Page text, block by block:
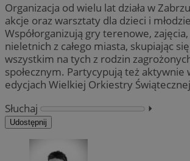
Organizacja od wielu lat działa w
akcje oraz warsztaty dla dzieci i
Współorganizują gry terenowe,
nieletnich z całego miasta, skupiając
wszystkim na tych z rodzin
społecznym. Partycypują też aktywnie
edycjach Wielkiej Orkiestry
Słuchaj
⏵︎
Udostępnij